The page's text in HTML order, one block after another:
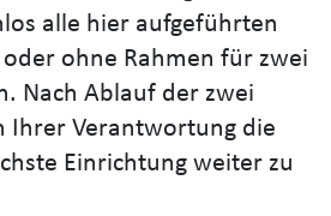
alle hier aufgeführten
ohne Rahmen für zwei
Nach Ablauf der zwei
Ihrer Verantwortung die
Einrichtung weiter zu